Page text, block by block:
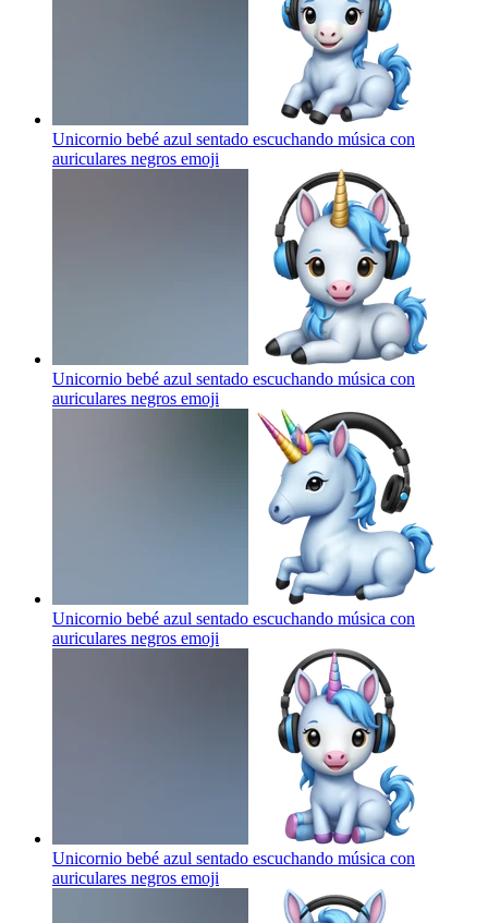
Unicornio bebé azul sentado escuchando música con
auriculares negros emoji
Unicornio bebé azul sentado escuchando música con
auriculares negros emoji
Unicornio bebé azul sentado escuchando música con
auriculares negros emoji
Unicornio bebé azul sentado escuchando música con
auriculares negros emoji